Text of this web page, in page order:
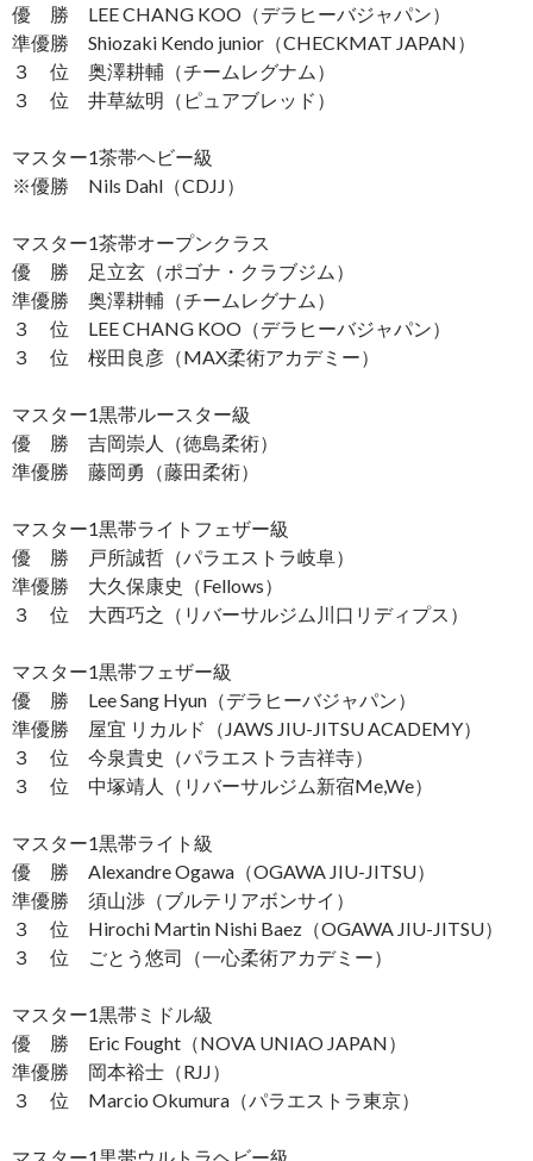
優 勝 LEE CHANG KOO（デラヒーバジャパン）
準優勝 Shiozaki Kendo junior（CHECKMAT JAPAN）
３ 位 奥澤耕輔（チームレグナム）
３ 位 井草紘明（ピュアブレッド）
マスター1茶帯ヘビー級
※優勝 Nils Dahl（CDJJ）
マスター1茶帯オープンクラス
優 勝 足立玄（ポゴナ・クラブジム）
準優勝 奥澤耕輔（チームレグナム）
３ 位 LEE CHANG KOO（デラヒーバジャパン）
３ 位 桜田良彦（MAX柔術アカデミー）
マスター1黒帯ルースター級
優 勝 吉岡崇人（徳島柔術）
準優勝 藤岡勇（藤田柔術）
マスター1黒帯ライトフェザー級
優 勝 戸所誠哲（パラエストラ岐阜）
準優勝 大久保康史（Fellows）
３ 位 大西巧之（リバーサルジム川口リディプス）
マスター1黒帯フェザー級
優 勝 Lee Sang Hyun（デラヒーバジャパン）
準優勝 屋宜 リカルド（JAWS JIU-JITSU ACADEMY）
３ 位 今泉貴史（パラエストラ吉祥寺）
３ 位 中塚靖人（リバーサルジム新宿Me,We）
マスター1黒帯ライト級
優 勝 Alexandre Ogawa（OGAWA JIU-JITSU）
準優勝 須山渉（ブルテリアボンサイ）
３ 位 Hirochi Martin Nishi Baez（OGAWA JIU-JITSU）
３ 位 ごとう悠司（一心柔術アカデミー）
マスター1黒帯ミドル級
優 勝 Eric Fought（NOVA UNIAO JAPAN）
準優勝 岡本裕士（RJJ）
３ 位 Marcio Okumura（パラエストラ東京）